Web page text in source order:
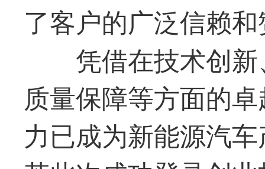
了客户的广泛信赖
凭借在技术创
质量保障等方面的
力已成为新能源汽